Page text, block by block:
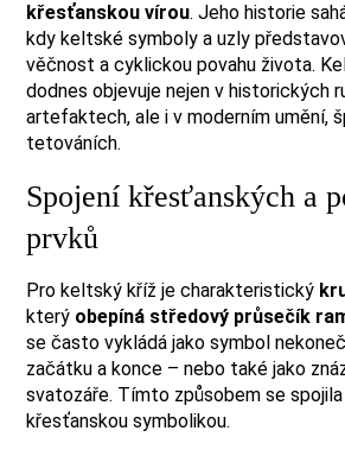
křesťanskou vírou. Jeho historie
kdy keltské symboly a uzly
věčnost a cyklickou povahu života.
dodnes objevuje nejen v historických
artefaktech, ale i v moderním umění,
tetováních.
Spojení křesťanských a
prvků
Pro keltský kříž je charakteristický
který obepíná středový průsečík
se často vykládá jako symbol
začátku a konce – nebo také jako
svatozáře. Tímto způsobem se spojila
křesťanskou symbolikou.